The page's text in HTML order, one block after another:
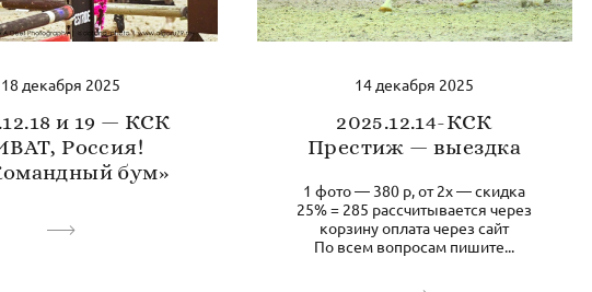
18 декабря 2025
и 19 — КСК
Россия!
бум»
14 декабря 2025
2025.12.14-КСК
Престиж — выездка
1 фото — 380 р, от 2х — скидка
25% = 285 рассчитывается через
корзину оплата через сайт
По всем вопросам пишите...